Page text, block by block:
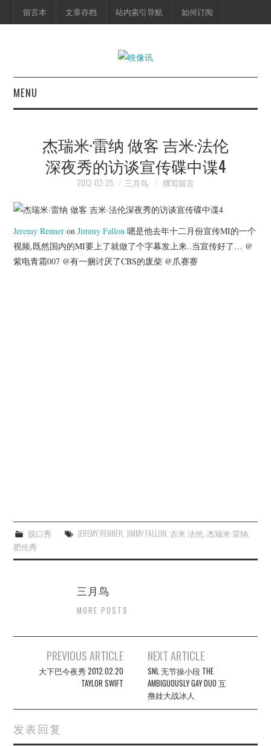
留言本 文章存档 站内索引导航 如何订阅
MENU
映像快讯
海报剧照
脱口秀
杰瑞米·雷纳 做客 吉米·法伦
深夜秀的访谈宣传碟中谍4
2012-02-25 三月鸟 撰写留言
Jeremy Renner onJimmy Fallon 嗯是他去年十二月份宣传MI的一个
视频,既然国内的MI要上了就做了个字幕发上来..当宣传好了… @
紫电青霜007 @有一捆讨厌了CBS的废柴 @爪赛赛
脱口秀 JEREMY RENNER, JIMMY FALLON, 吉米·法伦, 杰瑞米·雷纳,
肥伦秀
三月鸟
MORE POSTS
navigation
PREVIOUS ARTICLE
大下巴今夜秀 2012.02.20
TAYLOR SWIFT
NEXT ARTICLE
SNL 无节操小段 THE
AMBIGUOUSLY GAY DUO 互
撸娃大战冰人
发表回复